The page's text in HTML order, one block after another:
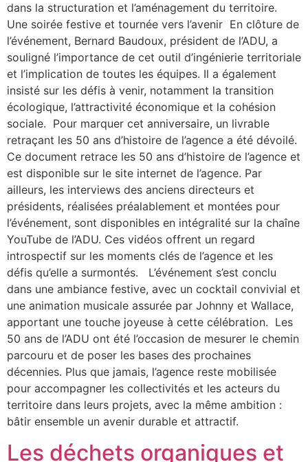
dans la structuration et l’aménagement du territoire.
Une soirée festive et tournée vers l’avenir En clôture de
l’événement, Bernard Baudoux, président de l’ADU, a
souligné l’importance de cet outil d’ingénierie territoriale
et l’implication de toutes les équipes. Il a également
insisté sur les défis à venir, notamment la transition
écologique, l’attractivité économique et la cohésion
sociale. Pour marquer cet anniversaire, un livrable
retraçant les 50 ans d’histoire de l’agence a été dévoilé.
Ce document retrace les 50 ans d’histoire de l’agence et
est disponible sur le site internet de l’agence. Par
ailleurs, les interviews des anciens directeurs et
présidents, réalisées préalablement et montées pour
l’événement, sont disponibles en intégralité sur la chaîne
YouTube de l’ADU. Ces vidéos offrent un regard
introspectif sur les moments clés de l’agence et les
défis qu’elle a surmontés. L’événement s’est conclu
dans une ambiance festive, avec un cocktail convivial et
une animation musicale assurée par Johnny et Wallace,
apportant une touche joyeuse à cette célébration. Les
50 ans de l’ADU ont été l’occasion de mesurer le chemin
parcouru et de poser les bases des prochaines
décennies. Plus que jamais, l’agence reste mobilisée
pour accompagner les collectivités et les acteurs du
territoire dans leurs projets, avec la même ambition :
bâtir ensemble un avenir durable et attractif.
Les déchets organiques et